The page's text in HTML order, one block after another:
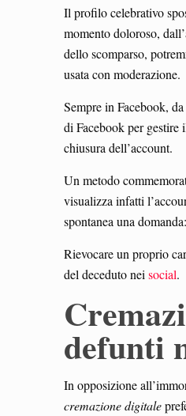
Il profilo celebrativo
momento doloroso,
dello scomparso,
usata con moderazione.
Sempre in Facebook,
di Facebook per gestire
chiusura dell’account.
Un metodo
visualizza infatti
spontanea una
Rievocare un proprio
del deceduto nei social.
defunti
In opposizione
cremazione digitale